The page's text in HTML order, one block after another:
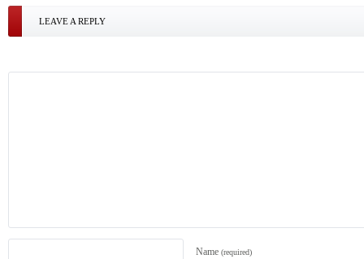
LEAVE A REPLY
Name (required)